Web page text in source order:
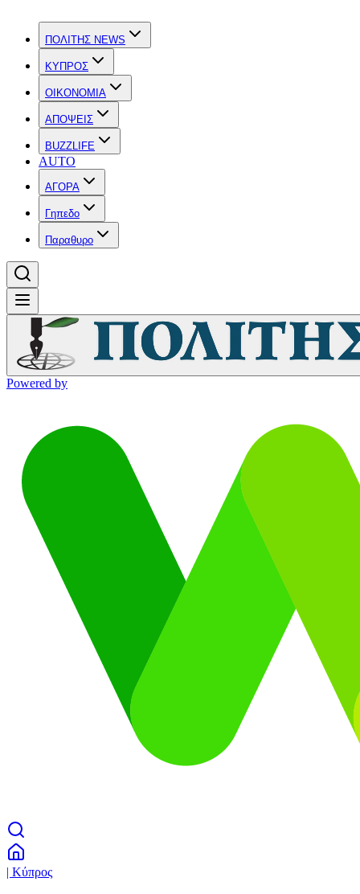
ΠΟΛΙΤΗΣ NEWS
ΚΥΠΡΟΣ
OIKONOMIA
ΑΠΟΨΕΙΣ
BUZZLIFE
AUTO
ΑΓΟΡΑ
Γηπεδο
Παραθυρο
Powered by
| Κύπρος